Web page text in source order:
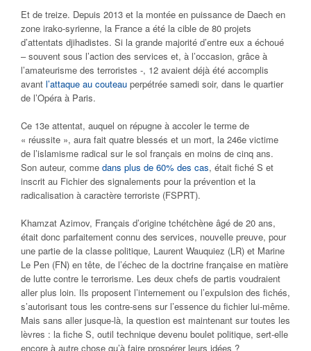
Et de treize. Depuis 2013 et la montée en puissance de Daech en
zone irako-syrienne, la France a été la cible de 80 projets
d’attentats djihadistes. Si la grande majorité d’entre eux a échoué
– souvent sous l’action des services et, à l’occasion, grâce à
l’amateurisme des terroristes -, 12 avaient déjà été accomplis
avant l’attaque au couteau perpétrée samedi soir, dans le quartier
de l’Opéra à Paris.
Ce 13e attentat, auquel on répugne à accoler le terme de
« réussite », aura fait quatre blessés et un mort, la 246e victime
de l’islamisme radical sur le sol français en moins de cinq ans.
Son auteur, comme dans plus de 60% des cas, était fiché S et
inscrit au Fichier des signalements pour la prévention et la
radicalisation à caractère terroriste (FSPRT).
Khamzat Azimov, Français d’origine tchétchène âgé de 20 ans,
était donc parfaitement connu des services, nouvelle preuve, pour
une partie de la classe politique, Laurent Wauquiez (LR) et Marine
Le Pen (FN) en tête, de l’échec de la doctrine française en matière
de lutte contre le terrorisme. Les deux chefs de partis voudraient
aller plus loin. Ils proposent l’internement ou l’expulsion des fichés,
s’autorisant tous les contre-sens sur l’essence du fichier lui-même.
Mais sans aller jusque-là, la question est maintenant sur toutes les
lèvres : la fiche S, outil technique devenu boulet politique, sert-elle
encore à autre chose qu’à faire prospérer leurs idées ?